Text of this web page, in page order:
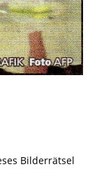
Bilderrätsel